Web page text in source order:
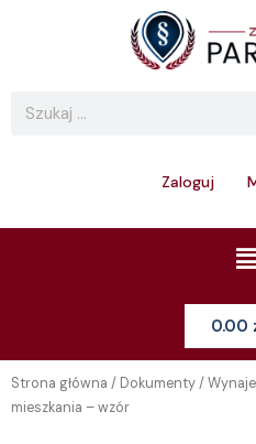
Search
Zaloguj
0.00
Strona główna / Dokumenty/
mieszkania – wzór